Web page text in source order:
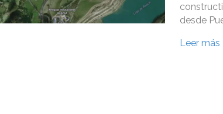
desde
Leer más